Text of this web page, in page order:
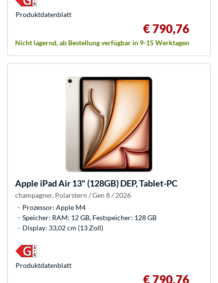
€ 790,76
Nicht lagernd, ab Bestellung verfügbar in 9-15 Werktagen
Produkt­datenblatt
Apple iPad Air 13" (128GB) DEP, Tablet-PC
champagner, Polarstern / Gen 8 / 2026
Prozessor: Apple M4
Speicher: RAM: 12 GB, Festspeicher: 128 GB
Display: 33,02 cm (13 Zoll)
€ 790,76
Produkt­datenblatt